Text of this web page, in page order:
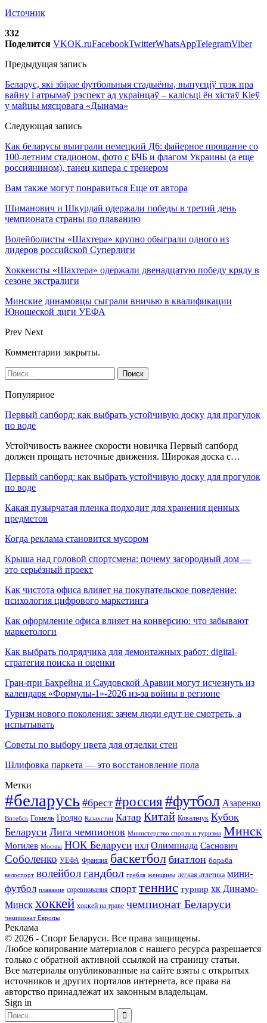
Источник
332
Поделится VKOK.ruFacebookTwitterWhatsAppTelegramViber
Предыдущая запись
Беларус, які збірае футбольныя стадыёны, выпусціў трэк пра
вайну і атрымаў рэспект ад украінцаў – калісьці ён хістаў Кіеў
у майцы мясцовага «Дынама»
Следующая запись
Как беларусы выиграли немецкий Д6: файерное прощание со
100-летним стадионом, фото с БЧБ и флагом Украины (а еще
россиянином), танец кипера с тренером
Вам также могут понравиться Еще от автора
Шиманович и Шкурдай одержали победы в третий день
чемпионата страны по плаванию
Волейболисты «Шахтера» крупно обыграли одного из
лидеров российской Суперлиги
Хоккеисты «Шахтера» одержали двенадцатую победу кряду в
сезоне экстралиги
Минские динамовцы сыграли вничью в квалификации
Юношеской лиги УЕФА
Prev Next
Комментарии закрыты.
Популярное
Первый сапборд: как выбрать устойчивую доску для прогулок
по воде
Устойчивость важнее скорости новичка Первый сапборд
должен прощать неточные движения. Широкая доска с…
Первый сапборд: как выбрать устойчивую доску для прогулок
по воде
Какая пузырчатая пленка подходит для хранения ценных
предметов
Когда реклама становится мусором
Крыша над головой спортсмена: почему загородный дом —
это серьёзный проект
Как чистота офиса влияет на покупательское поведение:
психология цифрового маркетинга
Как оформление офиса влияет на конверсию: что забывают
маркетологи
Как выбрать подрядчика для демонтажных работ: digital-
стратегия поиска и оценки
Гран-при Бахрейна и Саудовской Аравии могут исчезнуть из
календаря «Формулы-1»-2026 из-за войны в регионе
Туризм нового поколения: зачем люди едут не смотреть, а
испытывать
Советы по выбору цвета для отделки стен
Шлифовка паркета — это восстановление пола
Метки
#беларусь #брест #россия#футбол Азаренко
Витебск Гомель Гродно Казахстан Катар Китай Ковальчук Кубок
Беларуси Лига чемпионов Министерство спорта и туризма Минск
Могилев Москва НОК Беларуси НХЛ Олимпиада Саснович
Соболенко УЕФА Франция баскетбол биатлон борьба
велоспорт волейболгандбол гребля женщины легкая атлетика мини-
футбол плавание соревнования спорт теннис турнир хк Динамо-
Минск хоккей хоккей на траве чемпионат Беларуси
чемпионат Европы
Реклама
© 2026 - Спорт Беларуси. Все права защищены.
Любое копирование материалов с нашего ресурса разрешается
только с обратной активной ссылкой на страницу статьи.
Все материалы опубликованные на сайте взяты с открытых
источников и других порталов интернета, все права на
авторство принадлежат их законным владельцам.
Sign in